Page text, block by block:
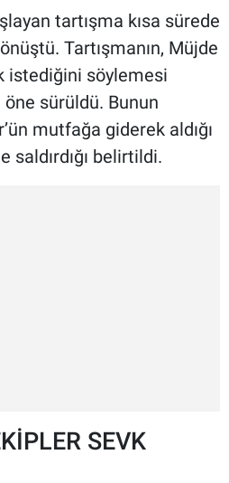
tartışma kısa sürede
Tartışmanın, Müjde
istediğini söylemesi
sürüldü. Bunun
mutfağa giderek aldığı
saldırdığı belirtildi.
SEVK